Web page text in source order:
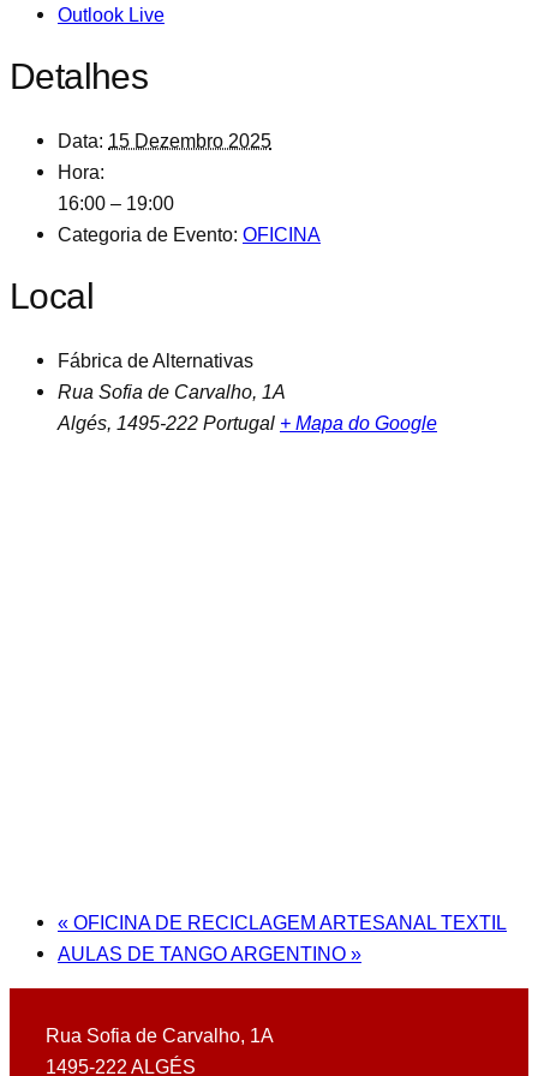
Outlook Live
Detalhes
Data: 15 Dezembro 2025
Hora:
16:00 – 19:00
Categoria de Evento: OFICINA
Local
Fábrica de Alternativas
Rua Sofia de Carvalho, 1A
Algés, 1495-222 Portugal + Mapa do Google
« OFICINA DE RECICLAGEM ARTESANAL TEXTIL
AULAS DE TANGO ARGENTINO »
Rua Sofia de Carvalho, 1A
1495-222 ALGÉS